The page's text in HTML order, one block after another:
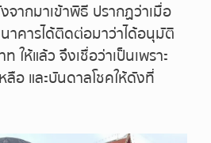
จากมาเข้าพิธี ปรากฏว่าเมื่อ
คารได้ติดต่อมาว่าได้อนุมัติ
ให้แล้ว จึงเชื่อว่าเป็นเพราะ
อ และบันดาลโชคให้ดังที่